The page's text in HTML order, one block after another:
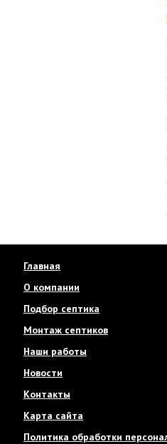
Главная
О компании
Подбор септика
Монтаж септиков
Наши работы
Новости
Контакты
Карта сайта
Политика обработки